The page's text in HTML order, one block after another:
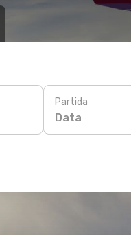
Partida
Data